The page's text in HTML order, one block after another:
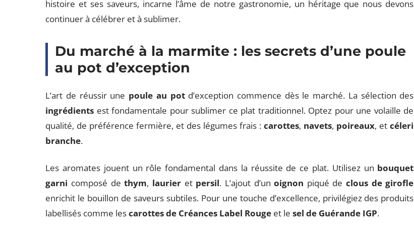
histoire et ses saveurs, incarne l’âme de notre gastronomie, un héritage que nous devons
continuer à célébrer et à sublimer.
Du marché à la marmite : les secrets d’une poule
au pot d’exception
L’art de réussir une poule au potd’exception commence dès le marché. La sélection des
ingrédients est fondamentale pour sublimer ce plat traditionnel. Optez pour une volaille de
qualité, de préférence fermière, et des légumes frais :carottes, navets, poireaux, etcéleri
branche.
Les aromates jouent un rôle fondamental dans la réussite de ce plat. Utilisez un bouquet
garni composé dethym, laurieret persil. L’ajout d’unoignon piqué declous de girofle
enrichit le bouillon de saveurs subtiles. Pour une touche d’excellence, privilégiez des produits
labellisés comme lescarottes de Créances Label Rouge et lesel de Guérande IGP.